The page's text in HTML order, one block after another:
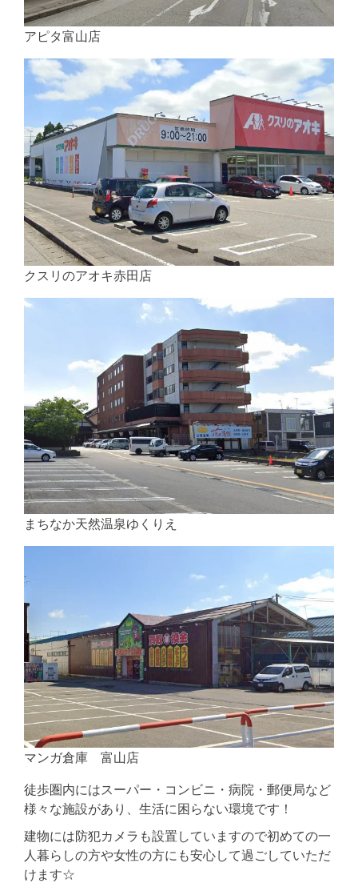
アピタ富山店
クスリのアオキ赤田店
まちなか天然温泉ゆくりえ
マンガ倉庫 富山店
徒歩圏内にはスーパー・コンビニ・病院・郵便局など
様々な施設があり、生活に困らない環境です！
建物には防犯カメラも設置していますので初めての一
人暮らしの方や女性の方にも安心して過ごしていただ
けます☆